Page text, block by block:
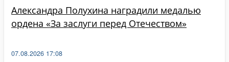
Александра Полухина наградили медалью
ордена «За заслуги перед Отечеством»
07.08.2026 17:08